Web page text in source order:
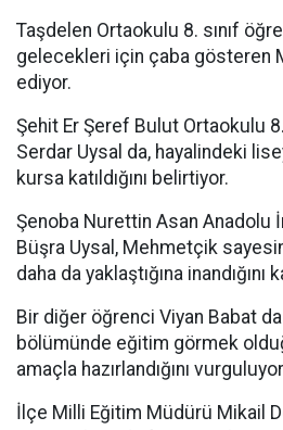
Taşdelen Ortaokulu 8. sınıf
gelecekleri için çaba gösteren
ediyor.
Şehit Er Şeref Bulut Ortaokulu
Serdar Uysal da, hayalindeki
kursa katıldığını belirtiyor.
Şenoba Nurettin Asan Anadolu
Büşra Uysal, Mehmetçik
daha da yaklaştığına inandığını
Bir diğer öğrenci Viyan Babat
bölümünde eğitim görmek
amaçla hazırlandığını
İlçe Milli Eğitim Müdürü Mikail